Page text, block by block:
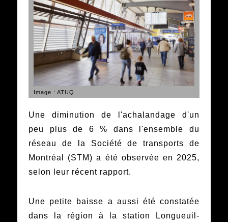
Image : ATUQ
Une diminution de l'achalandage d'un
peu plus de 6 % dans l'ensemble du
réseau de la Société de transports de
Montréal (STM) a été observée en 2025,
selon leur récent rapport.
Une petite baisse a aussi été constatée
dans la région à la station Longueuil-